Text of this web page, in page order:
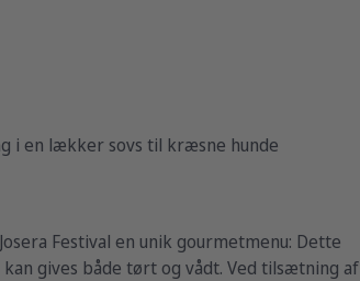
i en lækker sovs til kræsne hunde
Festival en unik gourmetmenu: Dette
gives både tørt og vådt. Ved tilsætning af